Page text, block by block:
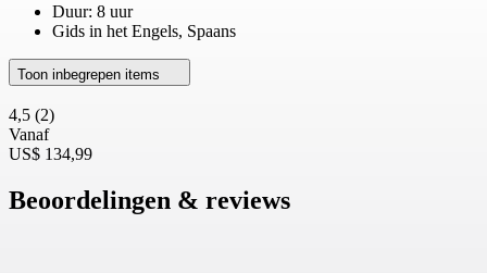
Duur: 8 uur
Gids in het Engels, Spaans
Toon inbegrepen items
4,5 (2)
Vanaf
US$ 134,99
Beoordelingen & reviews